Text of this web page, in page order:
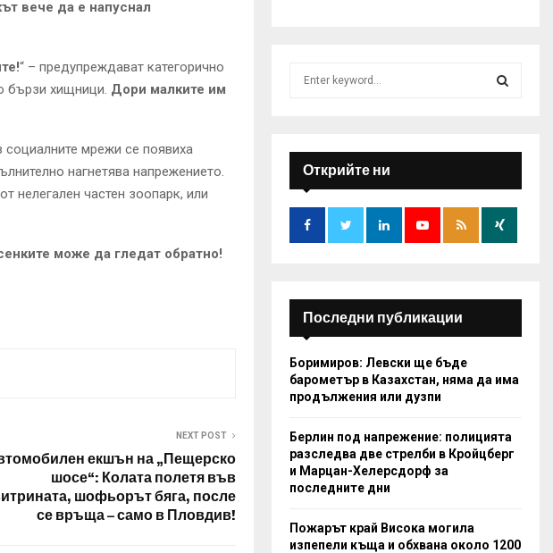
вече да е напуснал
“ – предупреждават категорично
бързи хищници. Дори малките им
социалните мрежи се появиха
нагнетява напрежението.
частен зоопарк, или
може да гледат обратно!
NEXT POST
екшън на „Пещерско
шосе“: Колата полетя във
шофьорът бяга, после
се връща – само в Пловдив!
:
E
A
R
Открийте ни
Последни публикации
Боримиров: Левски ще бъде
барометър в Казахстан, няма да има
продължения или дузпи
Берлин под напрежение: полицията
разследва две стрелби в Кройцберг
и Марцан-Хелерсдорф за
последните дни
Пожарът край Висока могила
изпепели къща и обхвана около 1200